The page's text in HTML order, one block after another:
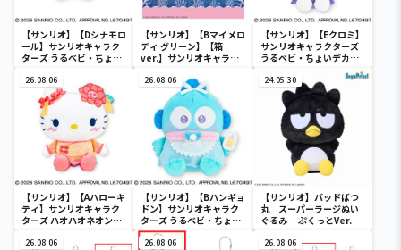
【サンリオ】【Dシナモロ
ール】サンリオキャラク
ターズ うるベビ・ちょい
【サンリオ】【Bマイメロ
ディ グリーン】【箱
ver.】サンリオキャラク
SOFVIMATES～マイメロ
ディ マーメイドver. ～
【サンリオ】【Eクロミ】
サンリオキャラクターズ
うるベビ・ちょいデカド
26.08.06
【サンリオ】【Aハローキ
ティ】サンリオキャラク
ターズ ハオハオネオンタ
26.08.06
【サンリオ】【Bハンギョ
ドン】サンリオキャラク
ターズ うるベビ・ちょい
デカドール
24.05.30
【サンリオ】バッドばつ
丸 スーパーラージぬい
ぐるみ ぷくっとVer.
26.08.06 26.08.06 26.08.06